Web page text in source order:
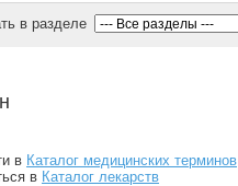
в разделе
в Каталог медицинских терминов
в Каталог лекарств